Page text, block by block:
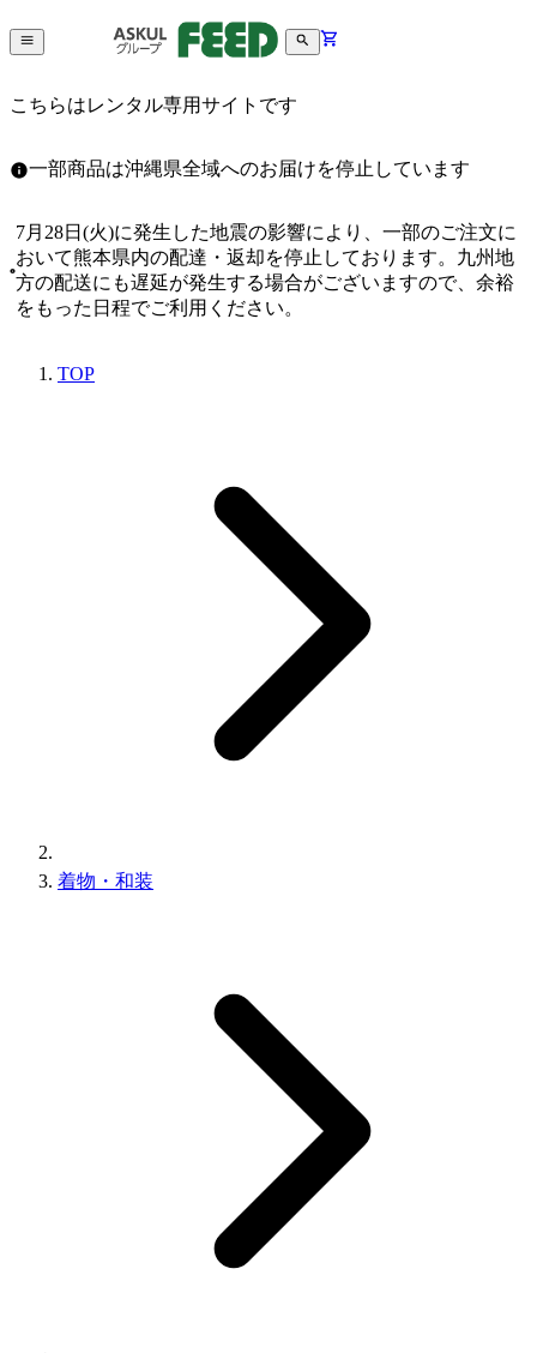
こちらはレンタル専用サイトです
一部商品は沖縄県全域へのお届けを停止しています
7月28日(火)に発生した地震の影響により、一部のご注文に
おいて熊本県内の配達・返却を停止しております。九州地
方の配送にも遅延が発生する場合がございますので、余裕
をもった日程でご利用ください。
TOP
着物・和装